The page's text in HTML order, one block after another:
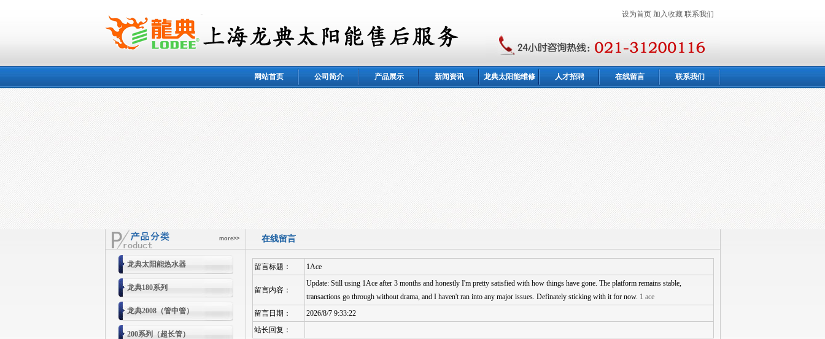
设为首页 加入收藏 联系我们
联系我们
在线留言
人才招聘
龙典太阳能维修
新闻资讯
产品展示
公司简介
网站首页
more>>
龙典太阳能热水器
龙典180系列
龙典2008（管中管）
200系列（超长管）
在线留言
留言标题： 1Ace
留言内容：
Update: Still using 1Ace after 3 months and honestly I'm pretty satisfied with how things have gone. The platform remains stable,
transactions go through without drama, and I haven't ran into any major issues. Definately sticking with it for now. 1 ace
留言日期：
2026/8/7 9:33:22
站长回复：